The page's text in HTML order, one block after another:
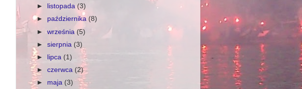
►
listopada(3)
► października (8)
►września(5)
►sierpnia (3)
►
lipca (1)
►czerwca (2)
► maja (3)